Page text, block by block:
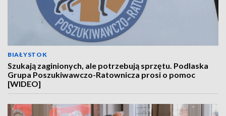
BIAŁYSTOK
Szukają zaginionych, ale potrzebują sprzętu. Podlaska
Grupa Poszukiwawczo-Ratownicza prosi o pomoc
[WIDEO]